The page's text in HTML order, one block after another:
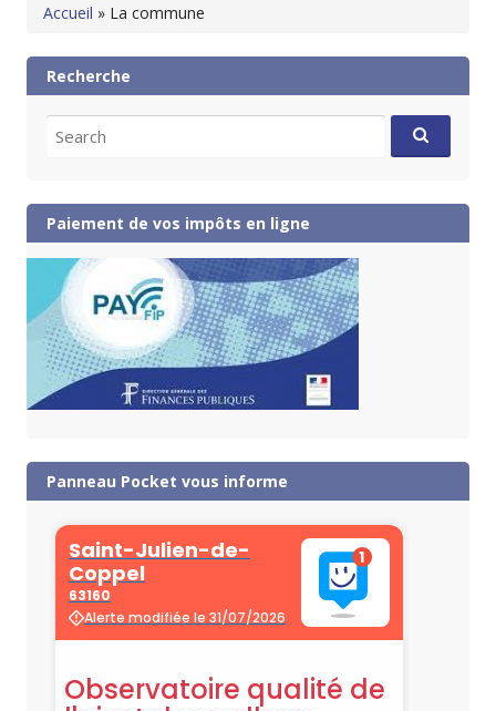
Accueil » La commune
Recherche
for:
Paiement de vos impôts en ligne
Panneau Pocket vous informe